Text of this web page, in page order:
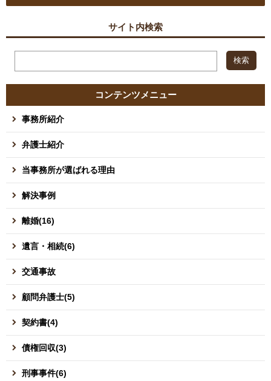
サイト内検索
コンテンツメニュー
事務所紹介
弁護士紹介
当事務所が選ばれる理由
解決事例
離婚(16)
遺言・相続(6)
交通事故
顧問弁護士(5)
契約書(4)
債権回収(3)
刑事事件(6)